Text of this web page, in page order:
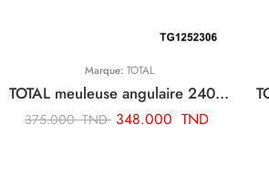
Marque: TOTAL
TOTAL meuleuse angulaire 2400w-230mm TG1252306
375.000TND 348.000 TND